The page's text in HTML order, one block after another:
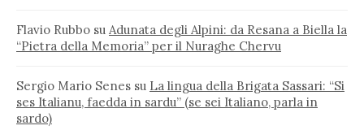
Flavio Rubbo su Adunata degli Alpini: da Resana a Biella la
“Pietra della Memoria” per il Nuraghe Chervu
Sergio Mario Senes su La lingua della Brigata Sassari: “Si
ses Italianu, faedda in sardu” (se sei Italiano, parla in
sardo)